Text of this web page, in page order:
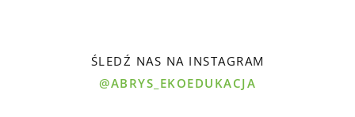
ŚLEDŹ NAS NA INSTAGRAM
@ABRYS_EKOEDUKACJA